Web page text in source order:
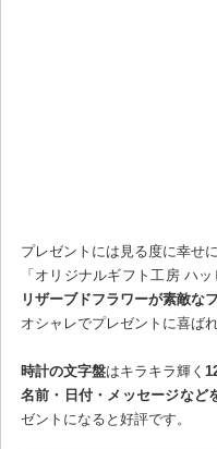
プレゼントには見る度に幸せ
「オリジナルギフト工房 ハ
リザーブドフラワーが素敵な
オシャレでプレゼントに喜ば
時計の文字盤はキラキラ輝く
名前・日付・メッセージなど
ゼントになると好評です。